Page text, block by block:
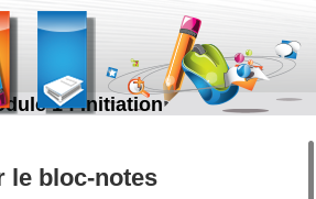
1 : Initiation
le bloc-notes